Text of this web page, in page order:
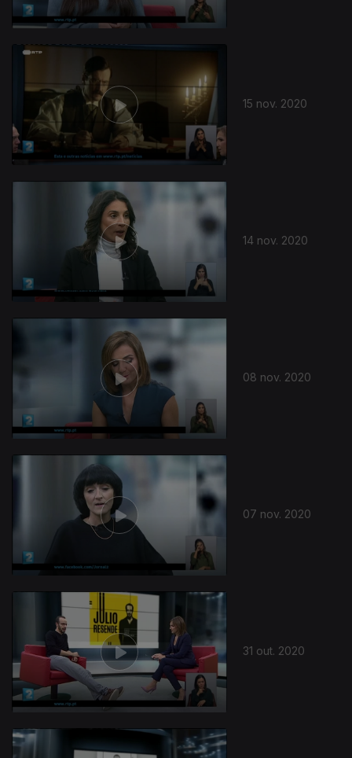
15 nov. 2020
14 nov. 2020
08 nov. 2020
07 nov. 2020
31 out. 2020